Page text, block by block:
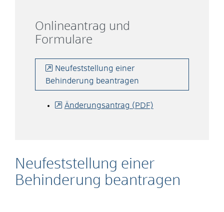
Neufeststellung einer
Behinderung beantragen
Onlineantrag und
Formulare
Neufeststellung einer
Behinderung beantragen
Änderungsantrag (PDF)